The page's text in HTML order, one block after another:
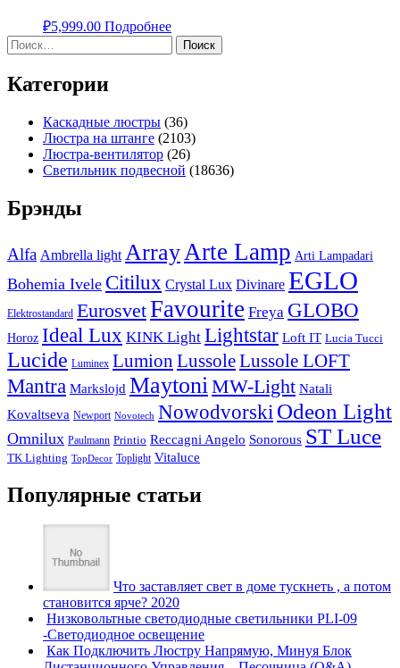
₽5,999.00 Подробнее
Найти:
Категории
Каскадные люстры (36)
Люстра на штанге (2103)
Люстра-вентилятор (26)
Светильник подвесной (18636)
Брэнды
Alfa Ambrella light Array Arte Lamp Arti Lampadari
Bohemia Ivele Citilux Crystal Lux Divinare EGLO
Elektrostandard EurosvetFavourite Freya GLOBO
Horoz Ideal Lux KINK Light Lightstar Loft IT Lucia Tucci
Lucide Luminex Lumion LussoleLussole LOFT
Mantra Markslojd Maytoni MW-Light Natali
Kovaltseva Newport Novotech Nowodvorski Odeon Light
Omnilux Paulmann Printio Reccagni Angelo Sonorous ST Luce
TK Lighting TopDecor Toplight Vitaluce
Популярные статьи
Что заставляет свет в доме тускнеть , а потом
становится ярче? 2020
Низковольтные светодиодные светильники PLI-09
-Светодиодное освещение
Как Подключить Люстру Напрямую, Минуя Блок